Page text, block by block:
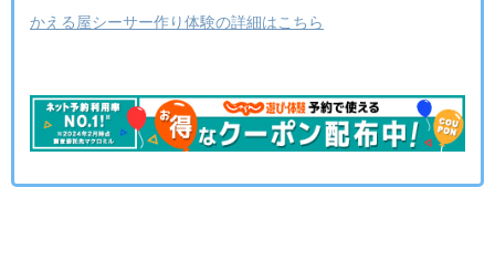
かえる屋シーサー作り体験の詳細はこちら